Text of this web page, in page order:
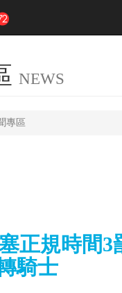
NEWS
專區
正規時間
騎士